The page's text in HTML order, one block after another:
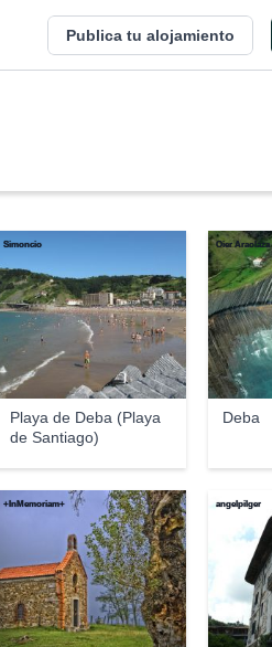
Publica tu alojamiento
Playa de Deba (Playa
de Santiago)
Simoncio
Deba
Oier Araolaza
+InMemoriam+ angelpilger